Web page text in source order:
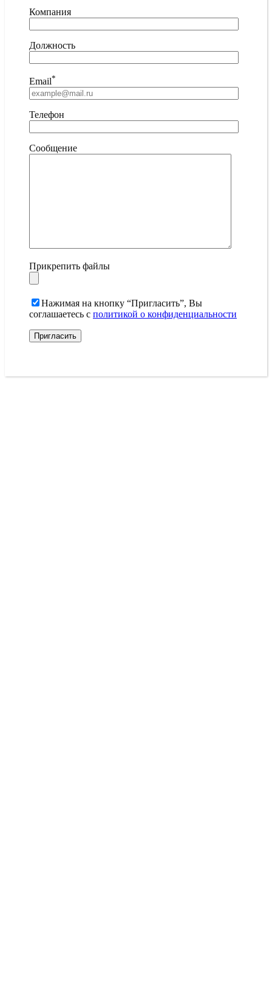
Компания
Должность
Email*
Телефон
Сообщение
Прикрепить файлы
Нажимая на кнопку “Пригласить”, Вы
соглашаетесь с политикой о конфиденциальности